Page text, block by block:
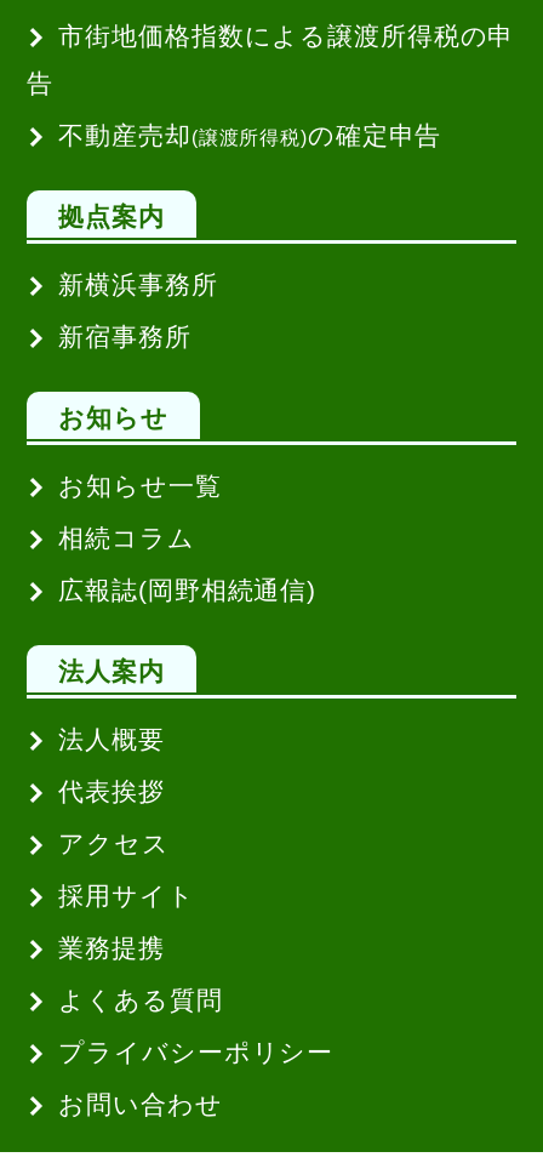
市街地価格指数による譲渡所得税の申
告
不動産売却 (譲渡所得税)の確定申告
拠点案内
新横浜事務所
新宿事務所
お知らせ
お知らせ一覧
相続コラム
広報誌(岡野相続通信)
法人案内
法人概要
代表挨拶
アクセス
採用サイト
業務提携
よくある質問
プライバシーポリシー
お問い合わせ